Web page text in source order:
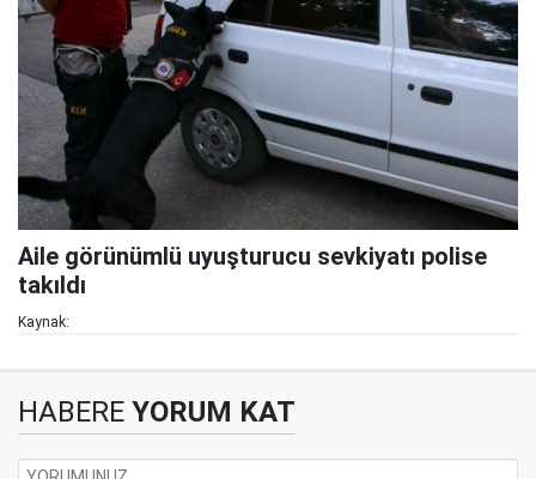
Aile görünümlü uyuşturucu sevkiyatı polise
takıldı
Kaynak:
HABERE YORUM KAT